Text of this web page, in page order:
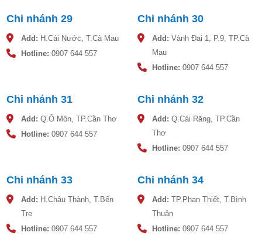
đảm bảo độ bền, an toàn cho nguồn nước sinh hoạt. Bản vẽ
kỹ thuật thể hiện chi tiết kích thước, cấu tạo, và các vị trí lắp
đặt của bồn, giúp khách hàng dễ dàng lựa chọn sản phẩm phù
Chi nhánh 29
Add: H.Cái Nước, T.Cà Mau
Hotline: 0907 644 557
Chi nhánh 30
Add: Vành Đai 1, P.9, TP.Cà
Mau
Hotline: 0907 644 557
Chi nhánh 31
Add: Q.Ô Môn, TP.Cần Thơ
Hotline: 0907 644 557
Chi nhánh 32
Add: Q.Cái Răng, TP.Cần
Thơ
Hotline: 0907 644 557
Chi nhánh 33
Add: H.Châu Thành, T.Bến
Tre
Hotline: 0907 644 557
Chi nhánh 34
Add: TP.Phan Thiết, T.Bình
Thuận
Hotline: 0907 644 557